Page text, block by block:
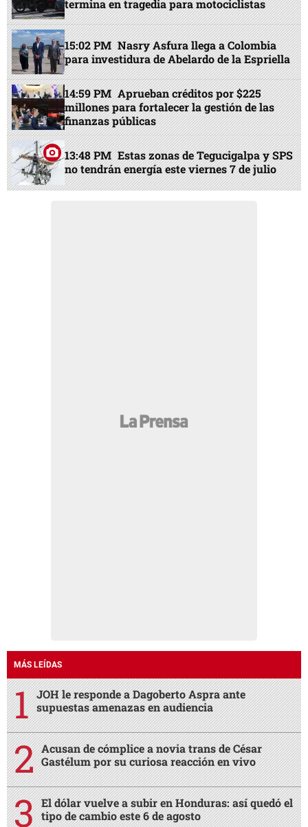
termina en tragedia para motociclistas
15:02 PM Nasry Asfura llega a Colombia
para investidura de Abelardo de la Espriella
14:59 PM Aprueban créditos por $225
millones para fortalecer la gestión de las
finanzas públicas
13:48 PM Estas zonas de Tegucigalpa y SPS
no tendrán energía este viernes 7 de julio
MÁS LEÍDAS
JOH le responde a Dagoberto Aspra ante
supuestas amenazas en audiencia
Acusan de cómplice a novia trans de César
Gastélum por su curiosa reacción en vivo
El dólar vuelve a subir en Honduras: así quedó el
tipo de cambio este 6 de agosto